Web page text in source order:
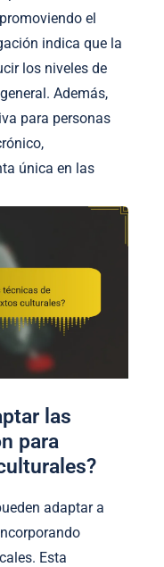
el
indica que la
los niveles de
Además,
para personas
única en las
las
para
adaptar a
Esta